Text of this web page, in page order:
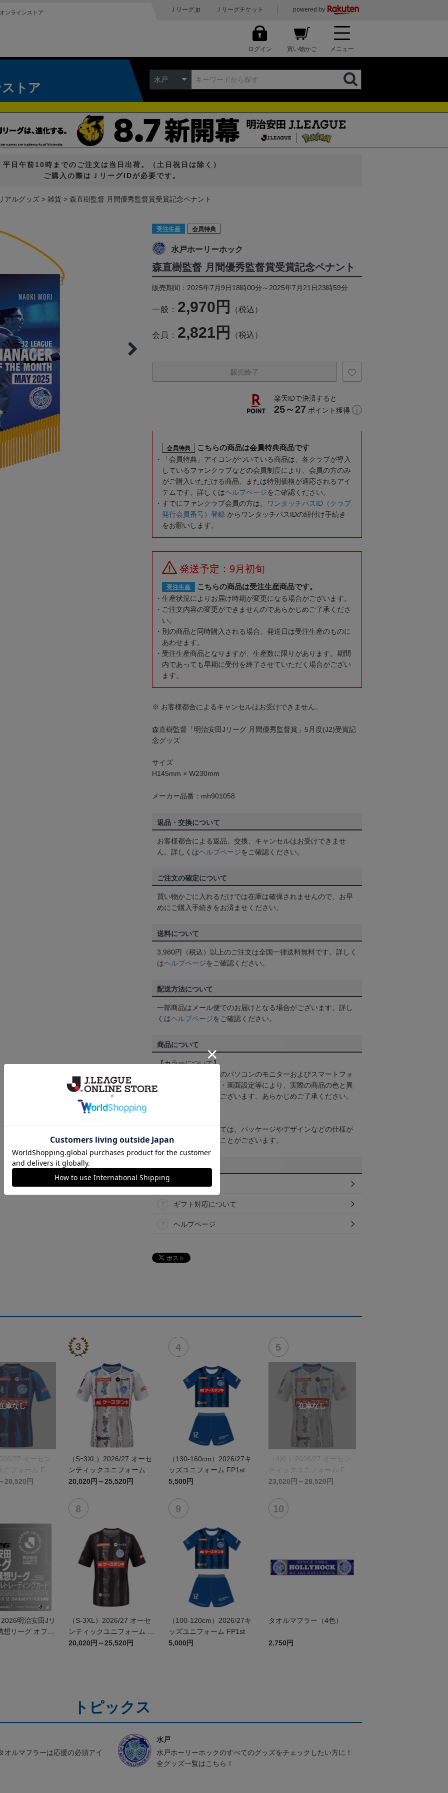
ンラインストア Ｊリーグ.jp Ｊリーグチケット powered by
ログイン 買い物かご メニュー
トア
水戸
平日午前10時までのご注文は当日出荷。（土日祝日は除く）
ご購入の際はＪリーグIDが必要です。
アルグッズ 雑貨 森直樹監督 月間優秀監督賞受賞記念ペナント
受注生産 会員特典
水戸ホーリーホック
森直樹監督 月間優秀監督賞受賞記念ペナント
販売期間：2025年7月9日18時00分～2025年7月21日23時59分
一般： 2,970円 （税込）
会員： 2,821円 （税込）
販売終了
楽天IDで決済すると
25～27 ポイント獲得
会員特典 こちらの商品は会員特典商品です
「会員特典」アイコンがついている商品は、各クラブが導入
しているファンクラブなどの会員制度により、会員の方のみ
がご購入いただける商品、または特別価格が適応されるアイ
テムです。詳しくはヘルプページをご確認ください。
すでにファンクラブ会員の方は、
ワンタッチパスID（クラブ
発行会員番号）登録 からワンタッチパスIDの紐付け手続き
をお願いします。
発送予定：9月初旬
受注生産 こちらの商品は受注生産商品です。
生産状況によりお届け時期が変更になる場合がございます。
ご注文内容の変更ができませんのであらかじめご了承くださ
い。
別の商品と同時購入される場合、発送日は受注生産のものに
あわせます。
受注生産商品となりますが、生産数に限りがあります。期間
内であっても早期に受付を終了させていただく場合がござい
ます。
※ お客様都合によるキャンセルはお受けできません。
森直樹監督「明治安田Jリーグ 月間優秀監督賞」5月度(J2)受賞記
念グッズ
サイズ
H145mm × W230mm
メーカー品番：mh901058
返品・交換について
お客様都合による返品、交換、キャンセルはお受けできませ
ん。詳しくはヘルプページをご確認ください。
ご注文の確定について
買い物かごに入れるだけでは在庫は確保されませんので、お早
めにご購入手続きをお済ませください。
送料について
3,980円（税込）以上のご注文は全国一律送料無料です。詳しく
はヘルプページをご確認ください。
配送方法について
一部商品はメール便でのお届けとなる場合がございます。詳し
くはヘルプページをご確認ください。
商品について
【カラーについて】
商品画像は、お使いのパソコンのモニターおよびスマートフォ
ンのメーカー・機種・画面設定等により、実際の商品の色と異
なって見える場合がございます。あらかじめご了承ください。
取り扱い商品によっては、パッケージやデザインなどの仕様が
予告なく変更になることがございます。
決済について
ギフト対応について
ヘルプページ
27 オーセン
ニフォーム FP 1
28,520円
（Sｰ3XL）2026/27 オーセ
ンティックユニフォーム F
P 2nd
20,020円～25,520円
（130-160cm）2026/27キ
ッズユニフォーム FP1st
5,500円
（4XL）2026/27 オーセン
ティックユニフォーム FP 2
nd
23,020円～28,520円
2026明治安田Jリ
想リーグ オフィ
ーディングカー
（S-3XL）2026/27 オーセ
ンティックユニフォーム G
K 2nd
20,020円～25,520円
（100-120cm）2026/27キ
ッズユニフォーム FP1st
5,000円
タオルマフラー（4色）
2,750円
トピックス
オルマフラーは応援の必須アイ
水戸
水戸ホーリーホックのすべてのグッズをチェックしたい方に！
全グッズ一覧はこちら！